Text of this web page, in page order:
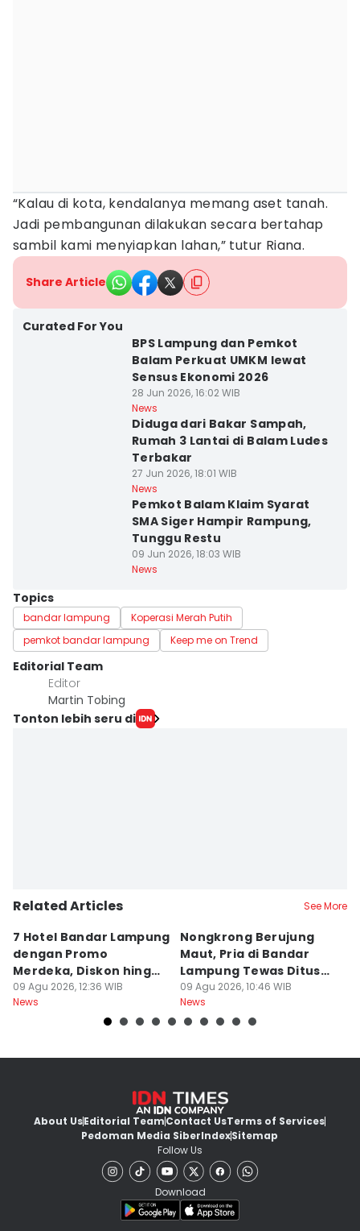
“Kalau di kota, kendalanya memang aset tanah.
Jadi pembangunan dilakukan secara bertahap
sambil kami menyiapkan lahan,” tutur Riana.
Share Article
Curated For You
BPS Lampung dan Pemkot
Balam Perkuat UMKM lewat
Sensus Ekonomi 2026
28 Jun 2026, 16:02 WIB
News
Diduga dari Bakar Sampah,
Rumah 3 Lantai di Balam Ludes
Terbakar
27 Jun 2026, 18:01 WIB
News
Pemkot Balam Klaim Syarat
SMA Siger Hampir Rampung,
Tunggu Restu
09 Jun 2026, 18:03 WIB
News
Topics
bandar lampung
Koperasi Merah Putih
pemkot bandar lampung
Keep me on Trend
Editorial Team
Editor
Martin Tobing
Tonton lebih seru di
Related Articles See More
7 Hotel Bandar Lampung
dengan Promo
Merdeka, Diskon hingga
50 Persen
09 Agu 2026, 12:36 WIB
News
Nongkrong Berujung
Maut, Pria di Bandar
Lampung Tewas Ditusuk
Teman
09 Agu 2026, 10:46 WIB
News
About UsEditorial TeamContact UsTerms of Services
Pedoman Media SiberIndexSitemap
Follow Us
Download